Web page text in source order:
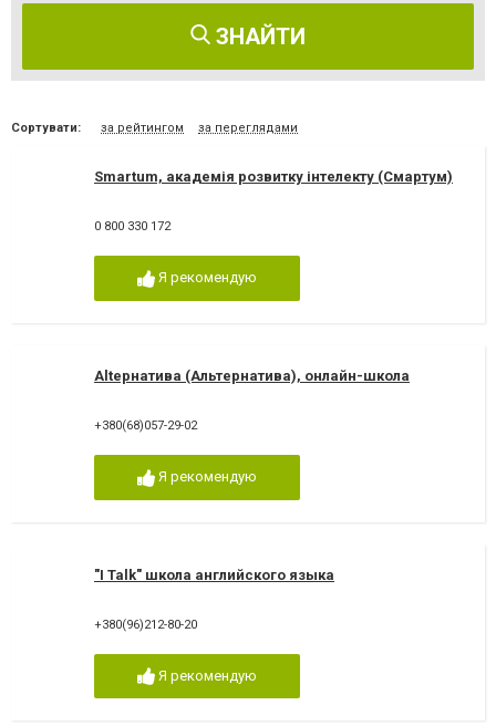
ЗНАЙТИ
Сортувати: за рейтингом за переглядами
Smartum, академія розвитку інтелекту (Смартум)
0 800 330 172
Я рекомендую
Altернатива (Альтернатива), онлайн-школа
+380(68)057-29-02
Я рекомендую
"I Talk" школа английского языка
+380(96)212-80-20
Я рекомендую